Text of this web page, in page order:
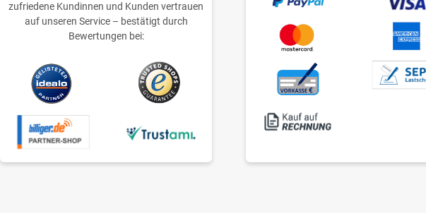
zufriedene Kundinnen und Kunden vertrauen
auf unseren Service – bestätigt durch
Bewertungen bei: